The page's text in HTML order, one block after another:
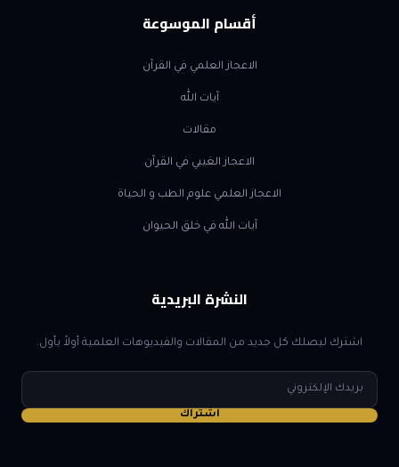
أقسام الموسوعة
الاعجاز العلمي في القرآن
آيات الله
مقالات
الاعجاز الغيبي في القرآن
الاعجاز العلمي علوم الطب و الحياة
آيات الله في خلق الحيوان
النشرة البريدية
اشترك ليصلك كل جديد من المقالات والفيديوهات العلمية أولاً بأول.
البريد
الإلكتروني
اشتراك